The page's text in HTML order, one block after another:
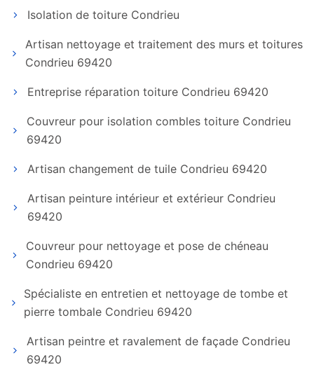
Isolation de toiture Condrieu
Artisan nettoyage et traitement des murs et toitures
Condrieu 69420
Entreprise réparation toiture Condrieu 69420
Couvreur pour isolation combles toiture Condrieu
69420
Artisan changement de tuile Condrieu 69420
Artisan peinture intérieur et extérieur Condrieu
69420
Couvreur pour nettoyage et pose de chéneau
Condrieu 69420
Spécialiste en entretien et nettoyage de tombe et
pierre tombale Condrieu 69420
Artisan peintre et ravalement de façade Condrieu
69420